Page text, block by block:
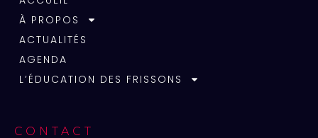
À PROPOS
ACTUALITÉS
AGENDA
L’ÉDUCATION DES FRISSONS
CONTACT